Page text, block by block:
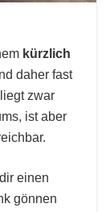
kürzlich
daher fast
zwar
ist aber
einen
gönnen